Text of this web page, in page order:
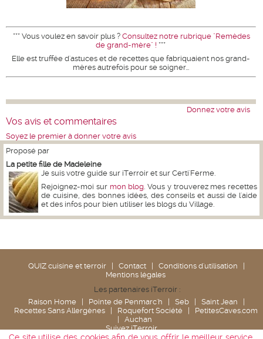
*** Vous voulez en savoir plus ?Consultez notre rubrique "Remèdes
de grand-mère" ! ***
Elle est truffée d'astuces et de recettes que fabriquaient nos grand-
mères autrefois pour se soigner...
Donnez votre avis
Vos avis et commentaires
Soyez le premier à donner votre avis
Proposé par
La petite fille de Madeleine
Je suis votre guide sur iTerroir et sur Certi'Ferme.
Rejoignez-moi sur mon blog. Vous y trouverez mes recettes
de cuisine, des bonnes idées, des conseils et aussi de l'aide
et des infos pour bien utiliser les blogs du Village.
QUIZ cuisine et terroir Contact Conditions d'utilisation
Mentions légales
Les partenaires iTerroir :
Raison Home
Pointe de Penmarc'h Seb Saint Jean
Recettes Sans Allergènes
Roquefort Société
PetitesCaves.com
Auchan
Suivez iTerroir